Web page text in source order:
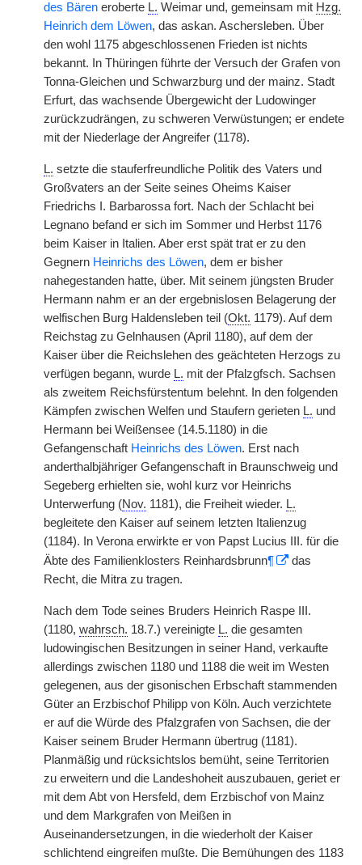
des Bären eroberte L. Weimar und, gemeinsam mit Hzg.
Heinrich dem Löwen, das askan. Aschersleben. Über
den wohl 1175 abgeschlossenen Frieden ist nichts
bekannt. In Thüringen führte der Versuch der Grafen von
Tonna-Gleichen und Schwarzburg und der mainz. Stadt
Erfurt, das wachsende Übergewicht der Ludowinger
zurückzudrängen, zu schweren Verwüstungen; er endete
mit der Niederlage der Angreifer (1178).
L. setzte die stauferfreundliche Politik des Vaters und
Großvaters an der Seite seines Oheims Kaiser
Friedrichs I. Barbarossa fort. Nach der Schlacht bei
Legnano befand er sich im Sommer und Herbst 1176
beim Kaiser in Italien. Aber erst spät trat er zu den
Gegnern Heinrichs des Löwen, dem er bisher
nahegestanden hatte, über. Mit seinem jüngsten Bruder
Hermann nahm er an der ergebnislosen Belagerung der
welfischen Burg Haldensleben teil (Okt. 1179). Auf dem
Reichstag zu Gelnhausen (April 1180), auf dem der
Kaiser über die Reichslehen des geächteten Herzogs zu
verfügen begann, wurde L. mit der Pfalzgfsch. Sachsen
als zweitem Reichsfürstentum belehnt. In den folgenden
Kämpfen zwischen Welfen und Staufern gerieten L. und
Hermann bei Weißensee (14.5.1180) in die
Gefangenschaft Heinrichs des Löwen. Erst nach
anderthalbjähriger Gefangenschaft in Braunschweig und
Segeberg erhielten sie, wohl kurz vor Heinrichs
Unterwerfung (Nov. 1181), die Freiheit wieder. L.
begleitete den Kaiser auf seinem letzten Italienzug
(1184). In Verona erwirkte er von Papst Lucius III. für die
Äbte des Familienklosters Reinhardsbrunn¶
das
Recht, die Mitra zu tragen.
Nach dem Tode seines Bruders Heinrich Raspe III.
(1180, wahrsch. 18.7.) vereinigte L. die gesamten
ludowingischen Besitzungen in seiner Hand, verkaufte
allerdings zwischen 1180 und 1188 die weit im Westen
gelegenen, aus der gisonischen Erbschaft stammenden
Güter an Erzbischof Philipp von Köln. Auch verzichtete
er auf die Würde des Pfalzgrafen von Sachsen, die der
Kaiser seinem Bruder Hermann übertrug (1181).
Planmäßig und rücksichtslos bemüht, seine Territorien
zu erweitern und die Landeshoheit auszubauen, geriet er
mit dem Abt von Hersfeld, dem Erzbischof von Mainz
und dem Markgrafen von Meißen in
Auseinandersetzungen, in die wiederholt der Kaiser
schlichtend eingreifen mußte. Die Bemühungen des 1183